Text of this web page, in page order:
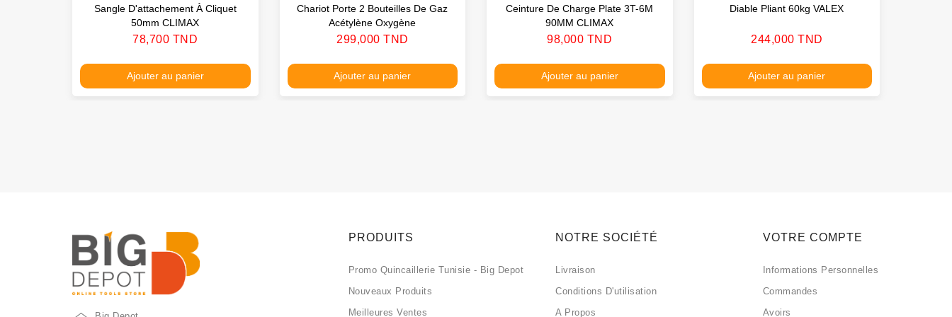
Sangle D'attachement À Cliquet
50mm CLIMAX
Prix
78,700 TND
Ajouter au panier
Chariot Porte 2 Bouteilles De Gaz
Acétylène Oxygène
Prix
299,000 TND
Ajouter au panier
Ceinture De Charge Plate 3T-6M
90MM CLIMAX
Prix
98,000 TND
Ajouter au panier
Diable Pliant 60kg VALEX
Prix
244,000 TND
Ajouter au panier
PRODUITS
Promo Quincaillerie Tunisie - Big Depot
Nouveaux Produits
Meilleures Ventes
NOTRE SOCIÉTÉ
Livraison
Conditions D'utilisation
A Propos
VOTRE COMPTE
Informations Personnelles
Commandes
Avoirs